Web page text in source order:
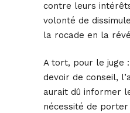
contre leurs
volonté de
la rocade en la
A tort, pour le juge
devoir de conseil,
aurait dû informer
nécessité de